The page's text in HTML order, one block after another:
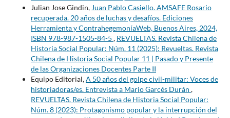
Julian Jose Gindin, Juan Pablo Casiello. AMSAFE Rosario
recuperada. 20 años de luchas y desafíos. Ediciones
Herramienta y ContrahegemoníaWeb, Buenos Aires, 2024,
ISBN 978-987-1505-84-5 , REVUELTAS. Revista Chilena de
Historia Social Popular: Núm. 11 (2025): Revueltas. Revista
Chilena de Historia Social Popular 11 | Pasado y Presente
de las Organizaciones Docentes Parte II
Equipo Editorial,A 50 años del golpe civil-militar: Voces de
historiadoras/es. Entrevista a Mario Garcés Durán ,
REVUELTAS. Revista Chilena de Historia Social Popular:
Núm. 8 (2023): Protagonismo popular y la interrupción del